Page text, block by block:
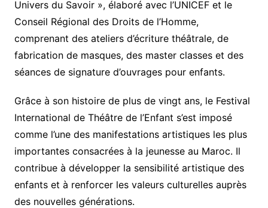
Univers du Savoir », élaboré avec l’UNICEF et le
Conseil Régional des Droits de l’Homme,
comprenant des ateliers d’écriture théâtrale, de
fabrication de masques, des master classes et des
séances de signature d’ouvrages pour enfants.
Grâce à son histoire de plus de vingt ans, le Festival
International de Théâtre de l’Enfant s’est imposé
comme l’une des manifestations artistiques les plus
importantes consacrées à la jeunesse au Maroc. Il
contribue à développer la sensibilité artistique des
enfants et à renforcer les valeurs culturelles auprès
des nouvelles générations.